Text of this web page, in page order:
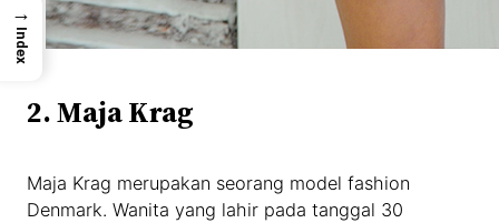
2. Maja Krag
Maja Krag merupakan seorang model fashion
Denmark. Wanita yang lahir pada tanggal 30
→
Index